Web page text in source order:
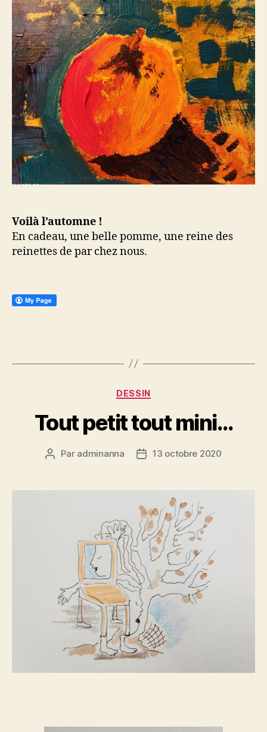
Voilà l’automne !
En cadeau, une belle pomme, une reine des
reinettes de par chez nous.
Catégories
DESSIN
Tout petit tout mini…
Auteur
Par adminanna
Date13 octobre 2020